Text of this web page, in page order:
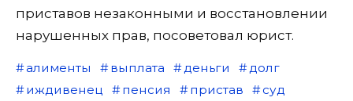
приставов незаконными и восстановлении
нарушенных прав, посоветовал юрист.
алименты выплата деньги
долг
иждивенец
пенсия пристав суд